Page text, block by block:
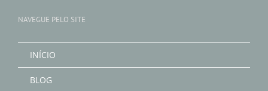
NAVEGUE PELO SITE
INÍCIO
BLOG